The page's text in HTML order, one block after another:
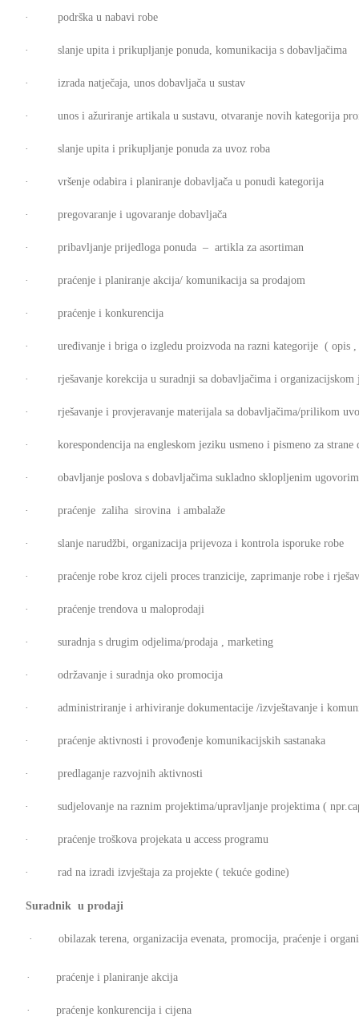
· podrška u nabavi robe
· slanje upita i prikupljanje ponuda, komunikacija s dobavljačima
· izrada natječaja, unos dobavljača u sustav
· unos i ažuriranje artikala u sustavu, otvaranje novih kategorija
· slanje upita i prikupljanje ponuda za uvoz roba
· vršenje odabira i planiranje dobavljača u ponudi kategorija
· pregovaranje i ugovaranje dobavljača
· pribavljanje prijedloga ponuda – artikla za asortiman
· praćenje i planiranje akcija/ komunikacija sa prodajom
· praćenje i konkurencija
· uređivanje i briga o izgledu proizvoda na razni kategorije ( opis ,
· rješavanje korekcija u suradnji sa dobavljačima i organizacijskom
· rješavanje i provjeravanje materijala sa dobavljačima/prilikom
· korespondencija na engleskom jeziku usmeno i pismeno za strane
· obavljanje poslova s dobavljačima sukladno sklopljenim
· praćenje zaliha sirovina i ambalaže
· slanje narudžbi, organizacija prijevoza i kontrola isporuke robe
· praćenje robe kroz cijeli proces tranzicije, zaprimanje robe i
· praćenje trendova u maloprodaji
· suradnja s drugim odjelima/prodaja , marketing
· održavanje i suradnja oko promocija
· administriranje i arhiviranje dokumentacije /izvještavanje i
· praćenje aktivnosti i provođenje komunikacijskih sastanaka
· predlaganje razvojnih aktivnosti
· sudjelovanje na raznim projektima/upravljanje projektima (
· praćenje troškova projekata u access programu
· rad na izradi izvještaja za projekte ( tekuće godine)
Suradnik u prodaji
· obilazak terena, organizacija evenata, promocija, praćenje i
· praćenje i planiranje akcija
· praćenje konkurencija i cijena